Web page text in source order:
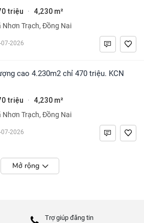
triệu · 4,230 m²
Nhơn Trạch, Đồng Nai
07-2026
triệu · 4,230 m²
Nhơn Trạch, Đồng Nai
07-2026
Mở rộng
Trợ giúp đăng tin